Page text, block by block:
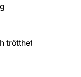
trötthet